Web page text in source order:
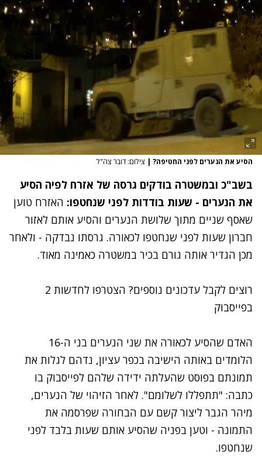
הסיע את הנערים לפני החטיפה? | צילום: דובר צה"ל
בשב"כ ובמשטרה בודקים גרסה של אזרח לפיה הסיע
את הנערים - שעות בודדות לפני שנחטפו: האזרח טוען
שאסף שניים מתוך שלושת הנערים והסיע אותם לאזור
חברון שעות לפני שנחטפו לכאורה. גרסתו נבדקה - ולאחר
מכן הגדיר אותה גורם בכיר במשטרה כאמינה מאוד.
רוצים לקבל עדכונים נוספים? הצטרפו לחדשות 2
בפייסבוק
האדם שהסיע לכאורה את שני הנערים בני ה-16
הלומדים באותה הישיבה בכפר עציון, נדהם לגלות את
תמונתם בפוסט שהעלתה ידידה שלהם לפייסבוק בו
כתבה: "תתפללו לשלומם". לאחר הזיהוי של הנערים,
מיהר הגבר ליצור קשם עם הבחורה שפרסמה את
התמונה - וטען בפניה שהסיע אותם שעות בלבד לפני
שנחטפו.